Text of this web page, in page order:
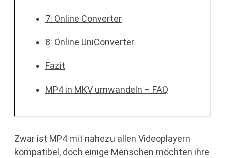
7: Online Converter
8: Online UniConverter
Fazit
MP4 in MKV umwandeln – FAQ
Zwar ist MP4 mit nahezu allen Videoplayern
kompatibel, doch einige Menschen möchten ihre